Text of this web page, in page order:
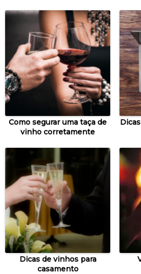
Como segurar uma taça de
vinho corretamente
Dicas de vinhos para
casamento